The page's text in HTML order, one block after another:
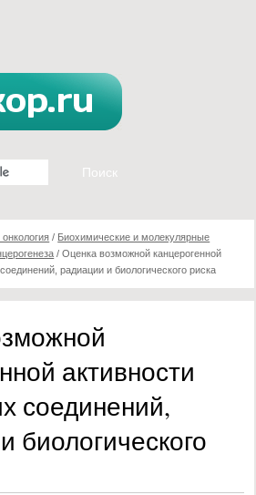
/ Биохимические и молекулярные
/Оценка возможной канцерогенной
радиации и биологического риска
активности
соединений,
биологического